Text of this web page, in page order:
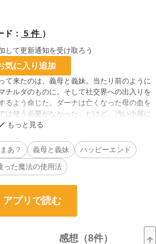
ド： 5 件 ）
して更新通知を受け取ろう
気に入り追加
て来たのは、義母と義妹。当たり前のように
チルダのものに。そして社交界への出入りを
るよう命じた。ダーナは亡くなった母の血を
は使う必要がなかった。だけど、汚い小屋に
ので自粛していた魔法力を存分に使った。魔
いできた王妃様だけが知る秘密だった。
。だけど、ある晩、王太子殿下のフィルが
……
あ？ 義母と義妹
ハッピーエンド
った魔法の使用法
アプリで読む
感想（8件）